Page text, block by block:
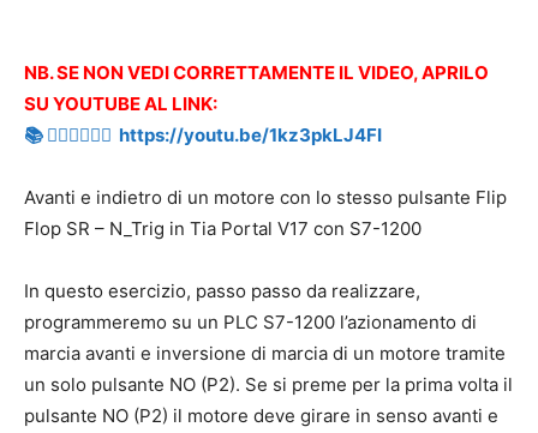
NB. SE NON VEDI CORRETTAMENTE IL VIDEO, APRILO
SU YOUTUBE AL LINK:
📚 👉🏻👉🏻👉🏻 https://youtu.be/1kz3pkLJ4FI
Avanti e indietro di un motore con lo stesso pulsante Flip
Flop SR – N_Trig in Tia Portal V17 con S7-1200
In questo esercizio, passo passo da realizzare,
programmeremo su un PLC S7-1200 l’azionamento di
marcia avanti e inversione di marcia di un motore tramite
un solo pulsante NO (P2). Se si preme per la prima volta il
pulsante NO (P2) il motore deve girare in senso avanti e